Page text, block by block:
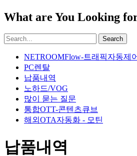
What are You Looking
Search
NETROOMFlow-트래픽자동제
PC렌탈
납품내역
노하드/VOG
많이 묻는 질문
통합OTT-콘텐츠큐브
해외OTA자동화 - 모틴
납품내역